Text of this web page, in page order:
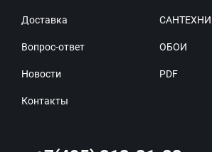
Доставка
Вопрос-ответ
Новости
Контакты
ОБОИ
PDF